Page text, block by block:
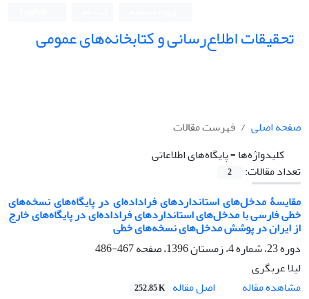
تحقیقات اطلاع‌رسانی و کتابخانه‌های عمومی
صفحه اصلی
فهرست مقالات
کلیدواژه‌ها =پایگاه‌های اطلاعاتی
تعداد مقالات:
2
مقایسۀ مدخل‌های استانداردهای فراداده‌ای در پایگاه‌های نسخه‌های
خطی فارسی با مدخل‌های استانداردهای فراداده‌ای در پایگاه‌های خارج
از ایران در پوشش مدخل‌های نسخه‌های خطی
دوره 23، شماره 4، زمستان 1396، صفحه
467-486
لیلا عربگری
مشاهده مقاله
اصل مقاله 252.85 K